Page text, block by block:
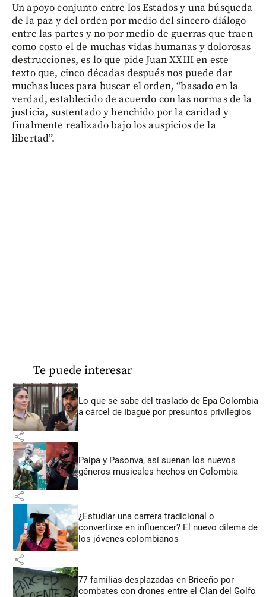
Un apoyo conjunto entre los Estados y una búsqueda
de la paz y del orden por medio del sincero diálogo
entre las partes y no por medio de guerras que traen
como costo el de muchas vidas humanas y dolorosas
destrucciones, es lo que pide Juan XXIII en este
texto que, cinco décadas después nos puede dar
muchas luces para buscar el orden, “basado en la
verdad, establecido de acuerdo con las normas de la
justicia, sustentado y henchido por la caridad y
finalmente realizado bajo los auspicios de la
libertad”.
Te puede interesar
Lo que se sabe del traslado de Epa Colombia
a cárcel de Ibagué por presuntos privilegios
share
Paipa y Pasonva, así suenan los nuevos
géneros musicales hechos en Colombia
share
¿Estudiar una carrera tradicional o
convertirse en influencer? El nuevo dilema de
los jóvenes colombianos
share
77 familias desplazadas en Briceño por
combates con drones entre el Clan del Golfo